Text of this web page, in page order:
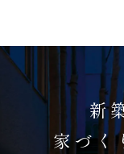
新
家づく